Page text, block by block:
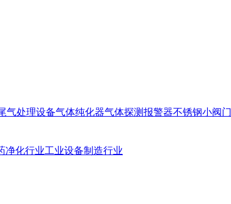
气处理设备气体纯化器气体探测报警器不锈钢小阀门
净化行业工业设备制造行业